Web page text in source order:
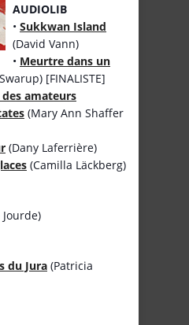
AUDIOLIB
•Sukkwan Island
(David Vann)
• Meurtre dans un
[FINALISTE]
amateurs
(Mary Ann Shaffer
(Dany Laferrière)
(Camilla Läckberg)
du Jura (Patricia